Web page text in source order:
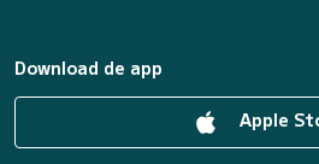
Download de app
Apple